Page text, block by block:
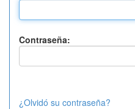
Contraseña:
¿Olvidó su contraseña?